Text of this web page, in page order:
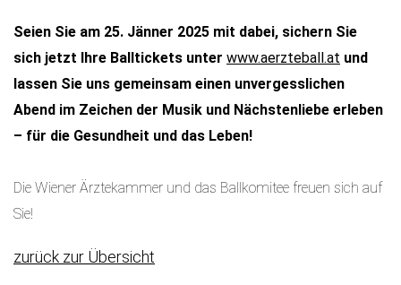
Seien Sie am 25. Jänner 2025 mit dabei, sichern Sie
sich jetzt Ihre Balltickets unter www.aerzteball.at und
lassen Sie uns gemeinsam einen unvergesslichen
Abend im Zeichen der Musik und Nächstenliebe erleben
– für die Gesundheit und das Leben!
Die Wiener Ärztekammer und das Ballkomitee freuen sich auf
Sie!
zurück zur Übersicht